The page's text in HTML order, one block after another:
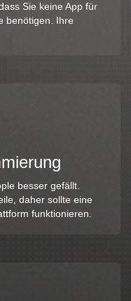
Sie keine App für
benötigen. Ihre
besser gefällt.
daher sollte eine
funktionieren.